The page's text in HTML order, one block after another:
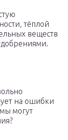
тёплой
веществ
на ошибки
могут